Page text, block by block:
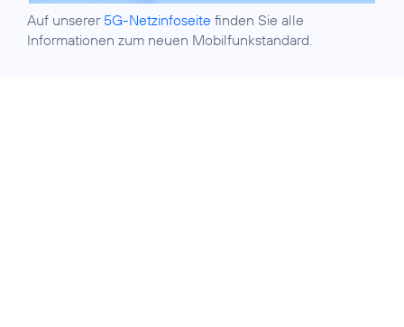
Auf unserer 5G-Netzinfoseite finden Sie alle
Informationen zum neuen Mobilfunkstandard.